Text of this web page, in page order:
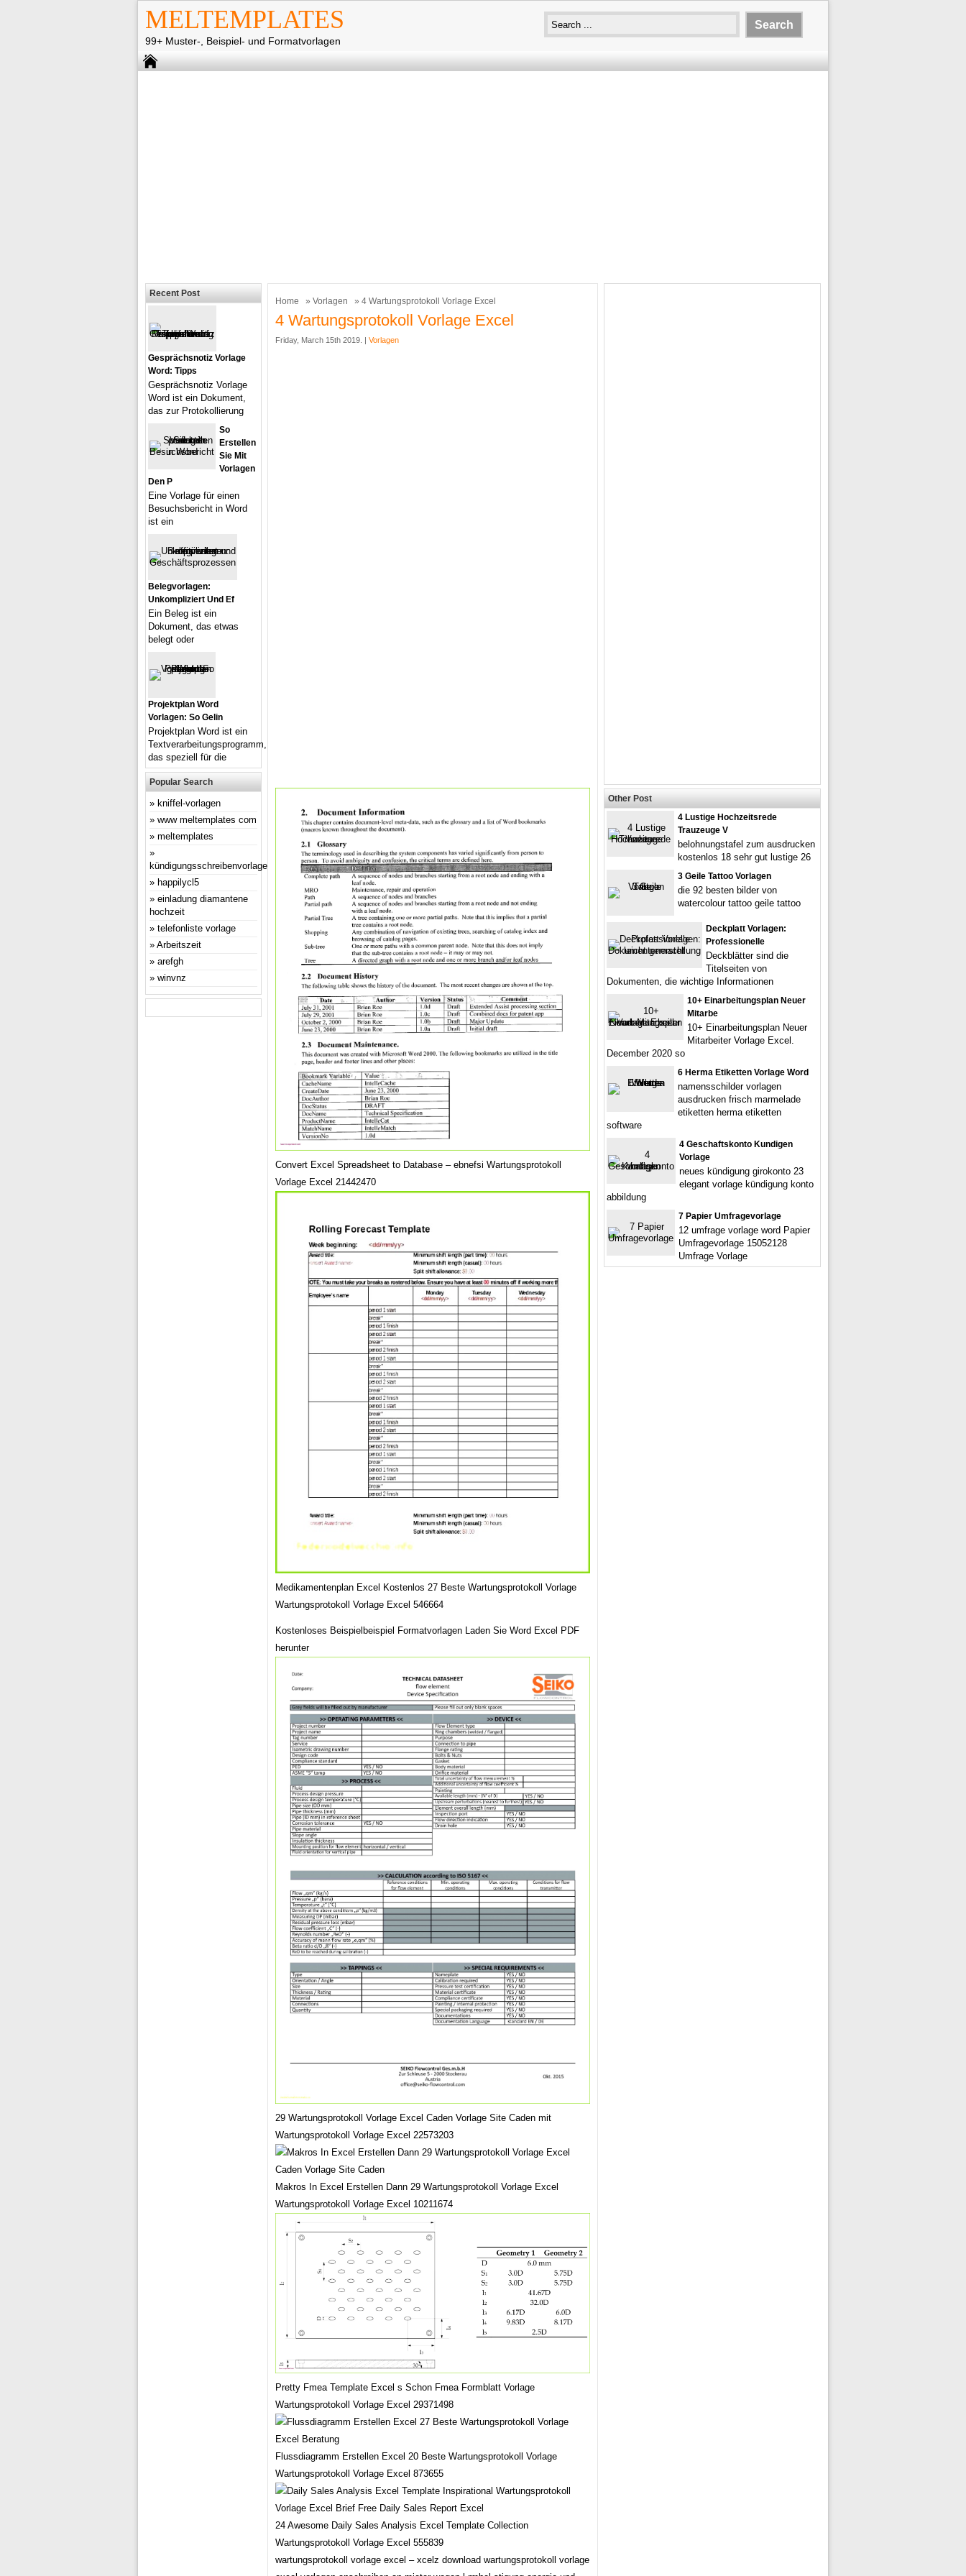
MELTEMPLATES
99+ Muster-, Beispiel- und Formatvorlagen
Home » Vorlagen » 4 Wartungsprotokoll Vorlage Excel
4 Wartungsprotokoll Vorlage Excel
Friday, March 15th 2019. | Vorlagen
Convert Excel Spreadsheet to Database – ebnefsi Wartungsprotokoll
Vorlage Excel 21442470
Medikamentenplan Excel Kostenlos 27 Beste Wartungsprotokoll Vorlage
Wartungsprotokoll Vorlage Excel 546664
Kostenloses Beispielbeispiel Formatvorlagen Laden Sie Word Excel PDF
herunter
29 Wartungsprotokoll Vorlage Excel Caden Vorlage Site Caden mit
Wartungsprotokoll Vorlage Excel 22573203
Makros In Excel Erstellen Dann 29 Wartungsprotokoll Vorlage Excel
Wartungsprotokoll Vorlage Excel 10211674
Pretty Fmea Template Excel s Schon Fmea Formblatt Vorlage
Wartungsprotokoll Vorlage Excel 29371498
Flussdiagramm Erstellen Excel 20 Beste Wartungsprotokoll Vorlage
Wartungsprotokoll Vorlage Excel 873655
24 Awesome Daily Sales Analysis Excel Template Collection
Wartungsprotokoll Vorlage Excel 555839
wartungsprotokoll vorlage excel – xcelz download wartungsprotokoll vorlage
Recent Post
Gesprächsnotiz Vorlage
Word: Tipps
Gesprächsnotiz Vorlage
Word ist ein Dokument,
das zur Protokollierung
So
Erstellen
Sie Mit
Vorlagen
Den P
Eine Vorlage für einen
Besuchsbericht in Word
ist ein
Belegvorlagen:
Unkompliziert Und Ef
Ein Beleg ist ein
Dokument, das etwas
belegt oder
Projektplan Word
Vorlagen: So Gelin
Projektplan Word ist ein
Textverarbeitungsprogramm,
das speziell für die
Popular Search
kniffel-vorlagen
www meltemplates com
meltemplates
kündigungsschreibenvorlage
happilycl5
einladung diamantene
hochzeit
telefonliste vorlage
Arbeitszeit
arefgh
winvnz
Other Post
4 Lustige Hochzeitsrede
Trauzeuge V
belohnungstafel zum ausdrucken
kostenlos 18 sehr gut lustige 26
3 Geile Tattoo Vorlagen
die 92 besten bilder von
watercolour tattoo geile tattoo
Deckplatt Vorlagen:
Professionelle
Deckblätter sind die
Titelseiten von
Dokumenten, die wichtige Informationen
10+ Einarbeitungsplan Neuer
Mitarbe
10+ Einarbeitungsplan Neuer
Mitarbeiter Vorlage Excel.
December 2020 so
6 Herma Etiketten Vorlage Word
namensschilder vorlagen
ausdrucken frisch marmelade
etiketten herma etiketten
software
4 Geschaftskonto Kundigen
Vorlage
neues kündigung girokonto 23
elegant vorlage kündigung konto
abbildung
7 Papier Umfragevorlage
12 umfrage vorlage word Papier
Umfragevorlage 15052128
Umfrage Vorlage